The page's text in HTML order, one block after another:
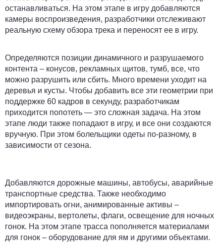
останавливаться. На этом этапе в игру добавляются
камеры воспроизведения, разработчики отслеживают
реальную схему обзора трека и переносят ее в игру.
Определяются позиции динамичного и разрушаемого
контента – конусов, рекламных щитов, тумб, все, что
можно разрушить или сбить. Много времени уходит на
деревья и кусты. Чтобы добавить все эти геометрии при
поддержке 60 кадров в секунду, разработчикам
приходится попотеть — это сложная задача. На этом
этапе люди также попадают в игру, и все они создаются
вручную. При этом болельщики одеты по-разному, в
зависимости от сезона.
Добавляются дорожные машины, автобусы, аварийные
транспортные средства. Также необходимо
импортировать огни, анимированные активы –
видеоэкраны, вертолеты, флаги, освещение для ночных
гонок. На этом этапе трасса пополняется материалами
для гонок – оборудование для ям и другими объектами.